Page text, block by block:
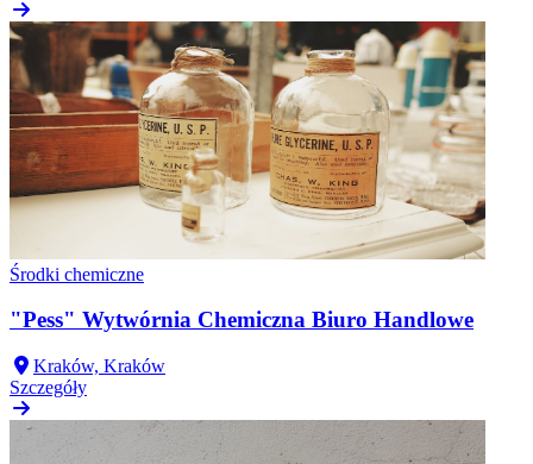
Środki chemiczne
"Pess" Wytwórnia Chemiczna Biuro Handlowe
Kraków, Kraków
Szczegóły